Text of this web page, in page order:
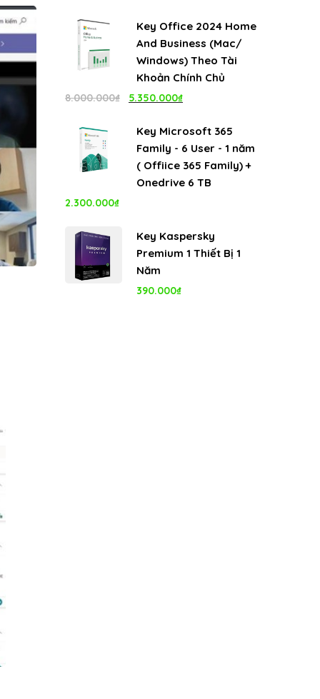
là:
4.999.000₫.
tại
Key Office 2024 Home
And Business (Mac/
Windows) Theo Tài
Khoản Chính Chủ
8.000.000₫
Giá
là:
8.000.000₫.
5.350.000₫
tại
là:
5.350.000₫.
Key Microsoft 365
Family - 6 User - 1 năm
( Offiice 365 Family) +
Onedrive 6 TB
2.300.000₫
Key Kaspersky
Premium 1 Thiết Bị 1
Năm
390.000₫